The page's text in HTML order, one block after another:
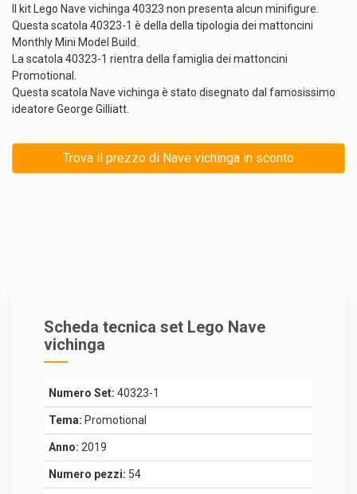
Il kit Lego Nave vichinga 40323 non presenta alcun minifigure.
Questa scatola 40323-1 è della della tipologia dei mattoncini
Monthly Mini Model Build.
La scatola 40323-1 rientra della famiglia dei mattoncini
Promotional.
Questa scatola Nave vichinga è stato disegnato dal famosissimo
ideatore George Gilliatt.
Trova il prezzo di Nave vichinga in sconto
Scheda tecnica set Lego Nave
vichinga
Numero Set: 40323-1
Tema: Promotional
Anno: 2019
Numero pezzi: 54